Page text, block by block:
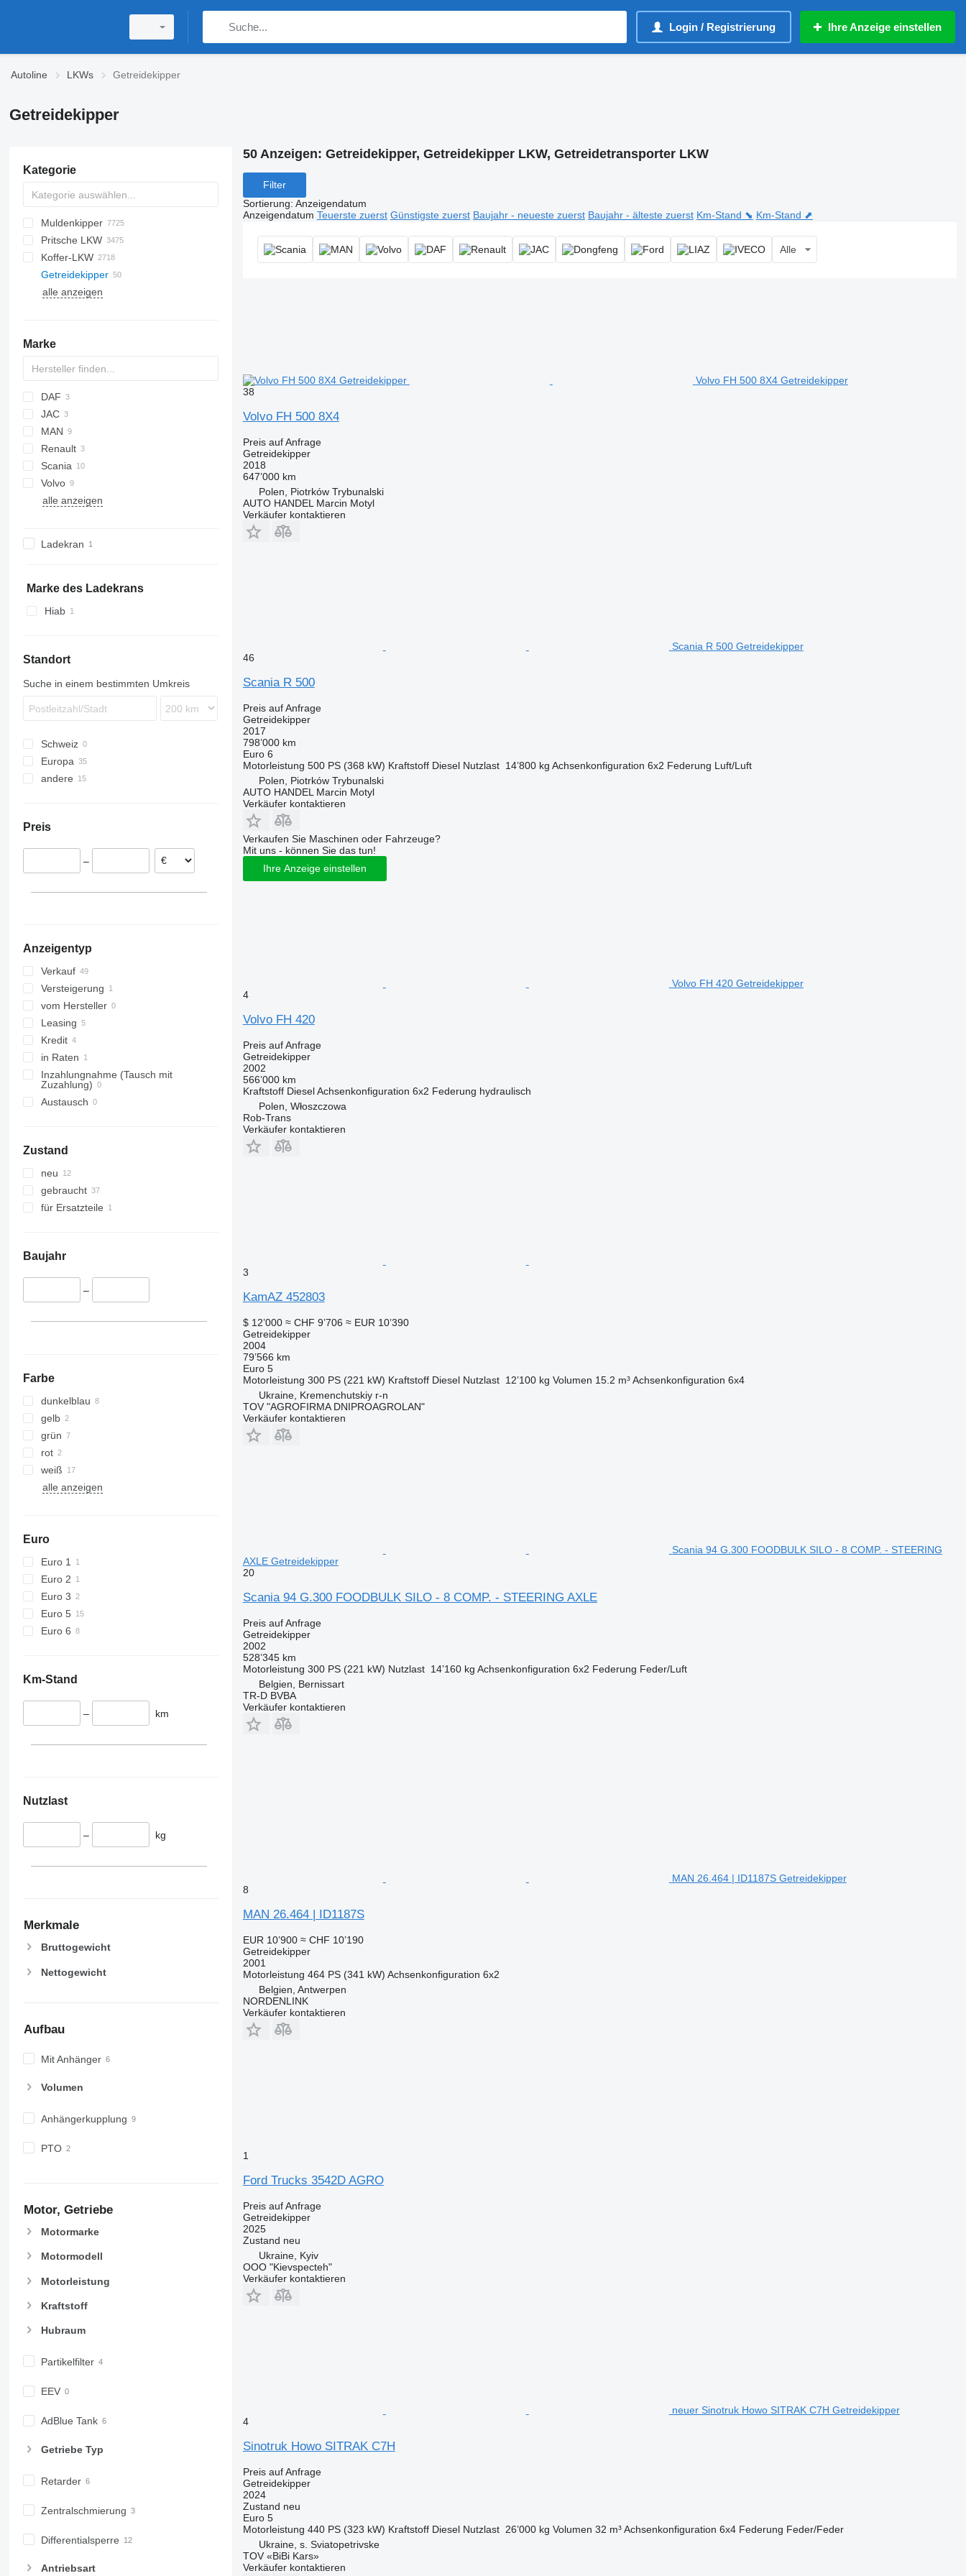
Login / Registrierung Ihre Anzeige einstellen
Autoline LKWs Getreidekipper
Getreidekipper
Kategorie
Muldenkipper
Pritsche LKW
Koffer-LKW
Getreidekipper
alle anzeigen
Marke
DAF
3542D
3507
X-Way
JAC
N-Series
150 series
MAN
TGA
TGS
Renault
C-series
Scania
R-series
F3000
C7H
148
Volvo
FH
4331
alle anzeigen
Ladekran
Marke des Ladekrans
Hiab
Standort
Suche in einem bestimmten Umkreis
Schweiz
Europa
Polen
Portugal
Estland
andere
Preis
–
Anzeigentyp
Verkauf
Versteigerung
vom Hersteller
Leasing
Kredit
in Raten
Inzahlungnahme (Tausch mit
Zuzahlung)
Austausch
Zustand
neu
gebraucht
für Ersatzteile
Baujahr
–
Farbe
dunkelblau
gelb
grün
rot
weiß
alle anzeigen
Euro
Euro 1
Euro 2
Euro 3
Euro 5
Euro 6
Km-Stand
– km
Nutzlast
– kg
Merkmale
Bruttogewicht
Nettogewicht
Aufbau
Mit Anhänger
Volumen
Anhängerkupplung
PTO
Motor, Getriebe
Motormarke
Motormodell
Motorleistung
Kraftstoff
Hubraum
Partikelfilter
EEV
AdBlue Tank
Getriebe Typ
Retarder
Zentralschmierung
Differentialsperre
Antriebsart
50 Anzeigen: Getreidekipper, Getreidekipper LKW, Getreidetransporter LKW
Filter
Sortierung: Anzeigendatum
Anzeigendatum Teuerste zuerst Günstigste zuerst Baujahr - neueste zuerst Baujahr - älteste zuerst Km-Stand ⬊ Km-Stand ⬈
Alle
Volvo FH 500 8X4 Getreidekipper
38
Volvo FH 500 8X4
Preis auf Anfrage
Getreidekipper
2018
647’000 km
Polen, Piotrków Trybunalski
AUTO HANDEL Marcin Motyl
Verkäufer kontaktieren
Scania R 500 Getreidekipper
46
Scania R 500
Preis auf Anfrage
Getreidekipper
2017
798’000 km
Euro 6
Motorleistung 500 PS (368 kW) Kraftstoff Diesel Nutzlast 14’800 kg Achsenkonfiguration 6x2 Federung Luft/Luft
Polen, Piotrków Trybunalski
AUTO HANDEL Marcin Motyl
Verkäufer kontaktieren
Verkaufen Sie Maschinen oder Fahrzeuge?
Mit uns - können Sie das tun!
Ihre Anzeige einstellen
Volvo FH 420 Getreidekipper
4
Volvo FH 420
Preis auf Anfrage
Getreidekipper
2002
566’000 km
Kraftstoff Diesel Achsenkonfiguration 6x2 Federung hydraulisch
Polen, Włoszczowa
Rob-Trans
Verkäufer kontaktieren
3
KamAZ 452803
$ 12’000 ≈ CHF 9’706 ≈ EUR 10’390
Getreidekipper
2004
79’566 km
Euro 5
Motorleistung 300 PS (221 kW) Kraftstoff Diesel Nutzlast 12’100 kg Volumen 15.2 m³ Achsenkonfiguration 6x4
Ukraine, Kremenchutskiy r-n
TOV "AGROFIRMA DNIPROAGROLAN"
Verkäufer kontaktieren
Scania 94 G.300 FOODBULK SILO - 8 COMP. - STEERING
AXLE Getreidekipper
20
Scania 94 G.300 FOODBULK SILO - 8 COMP. - STEERING AXLE
Preis auf Anfrage
Getreidekipper
2002
528’345 km
Motorleistung 300 PS (221 kW) Nutzlast 14’160 kg Achsenkonfiguration 6x2 Federung Feder/Luft
Belgien, Bernissart
TR-D BVBA
Verkäufer kontaktieren
MAN 26.464 | ID1187S Getreidekipper
8
MAN 26.464 | ID1187S
EUR 10’900 ≈ CHF 10’190
Getreidekipper
2001
Motorleistung 464 PS (341 kW) Achsenkonfiguration 6x2
Belgien, Antwerpen
NORDENLINK
Verkäufer kontaktieren
1
Ford Trucks 3542D AGRO
Preis auf Anfrage
Getreidekipper
2025
Zustand neu
Ukraine, Kyiv
OOO "Kievspecteh"
Verkäufer kontaktieren
neuer Sinotruk Howo SITRAK C7H Getreidekipper
4
Sinotruk Howo SITRAK C7H
Preis auf Anfrage
Getreidekipper
2024
Zustand neu
Euro 5
Motorleistung 440 PS (323 kW) Kraftstoff Diesel Nutzlast 26’000 kg Volumen 32 m³ Achsenkonfiguration 6x4 Federung Feder/Feder
Ukraine, s. Sviatopetrivske
TOV «BiBi Kars»
Verkäufer kontaktieren